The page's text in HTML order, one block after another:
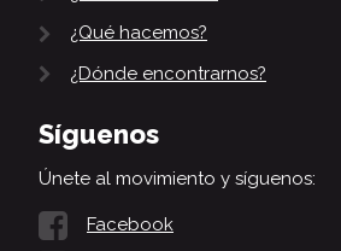
¿Qué hacemos?
¿Dónde encontrarnos?
Síguenos
Únete al movimiento y síguenos:
Facebook